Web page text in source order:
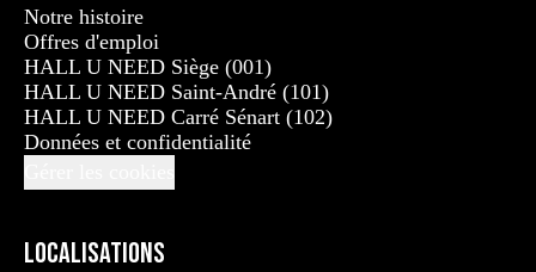
Notre histoire
Offres d'emploi
HALL U NEED Siège (001)
HALL U NEED Saint-André (101)
HALL U NEED Carré Sénart (102)
Données et confidentialité
Localisations